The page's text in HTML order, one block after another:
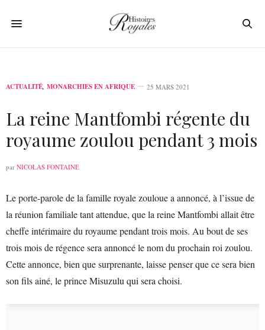
ACTUALITÉ, MONARCHIES EN AFRIQUE 25 MARS 2021
La reine Mantfombi régente du
royaume zoulou pendant 3 mois
par NICOLAS FONTAINE
Le porte-parole de la famille royale zouloue a annoncé, à l’issue de
la réunion familiale tant attendue, que la reine Mantfombi allait être
cheffe intérimaire du royaume pendant trois mois. Au bout de ses
trois mois de régence sera annoncé le nom du prochain roi zoulou.
Cette annonce, bien que surprenante, laisse penser que ce sera bien
son fils ainé, le prince Misuzulu qui sera choisi.